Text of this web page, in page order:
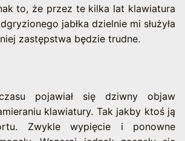
to, że przez te kilka lat klawiatura
jabłka dzielnie mi służyła
zastępstwa będzie trudne.
pojawiał się dziwny objaw
klawiatury. Tak jakby ktoś ją
Zwykle wypięcie i ponowne